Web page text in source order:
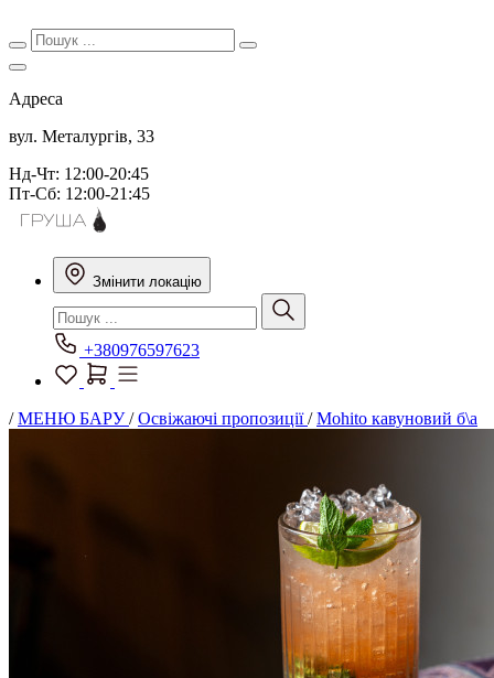
Адреса
вул. Металургів, 33
Нд-Чт: 12:00-20:45
Пт-Сб: 12:00-21:45
Змінити локацію
+380976597623
/МЕНЮ БАРУ/Освіжаючі пропозиції/Mohito кавуновий б\а